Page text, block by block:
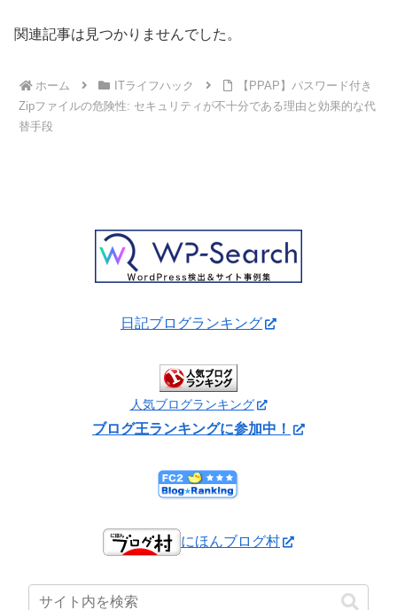
関連記事は見つかりませんでした。
ホーム ITライフハック
【PPAP】パスワード付き
Zipファイルの危険性: セキュリティが不十分である理由と効果的な代
替手段
日記ブログランキング
人気ブログランキング
ブログ王ランキングに参加中！
にほんブログ村